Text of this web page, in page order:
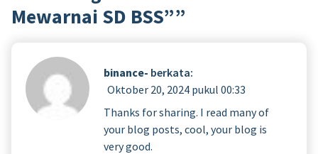
Mewarnai SD BSS””
binance- berkata:
Oktober 20, 2024 pukul 00:33
Thanks for sharing. I read many of
your blog posts, cool, your blog is
very good.